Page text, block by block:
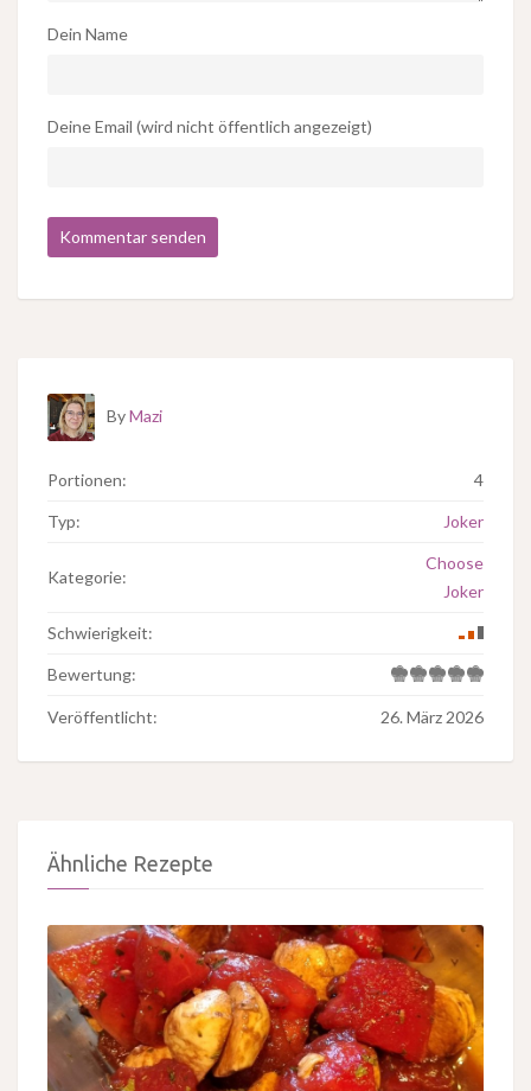
Dein Name
Deine Email (wird nicht öffentlich angezeigt)
ByMazi
Portionen: 4
Typ: Joker
Kategorie:
Choose
Joker
Schwierigkeit:
Bewertung:
Veröffentlicht: 26. März 2026
Ähnliche Rezepte